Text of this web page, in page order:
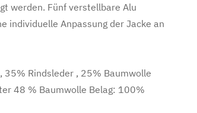
werden. Fünf verstellbare Alu
individuelle Anpassung der Jacke an
Rindsleder , 25% Baumwolle
48 % Baumwolle Belag: 100%